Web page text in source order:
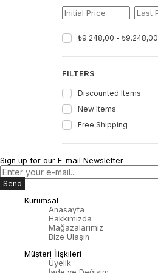
₺9.248,00 - ₺9.248,00
FILTERS
Discounted Items
New Items
Free Shipping
Sign up for our E-mail Newsletter
Send
Kurumsal
Anasayfa
Hakkımızda
Mağazalarımız
Bize Ulaşın
Müşteri İlişkileri
Üyelik